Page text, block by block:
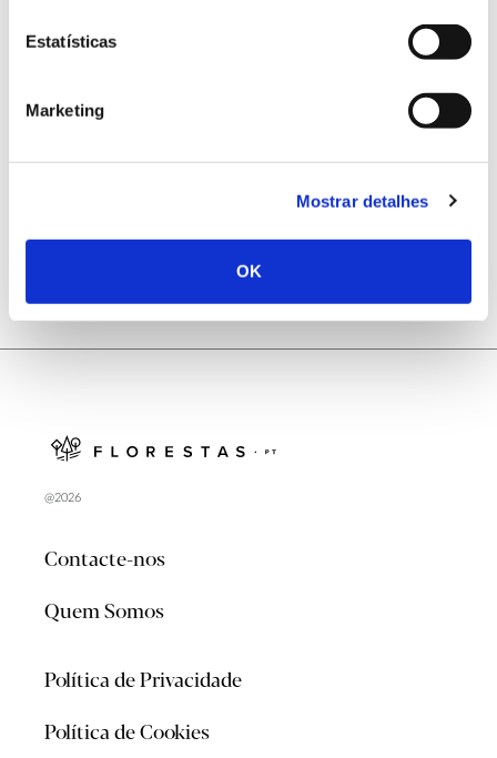
Estatísticas
Marketing
Mostrar detalhes
OK
no verão 2026
@2026
Contacte-nos
Quem Somos
Política de Privacidade
Política de Cookies